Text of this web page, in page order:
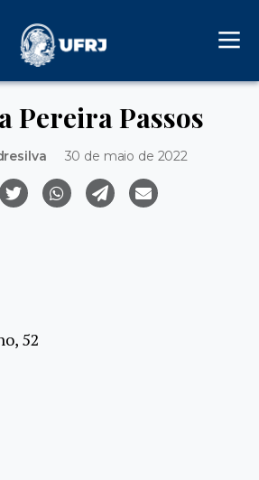
Pereira Passos
30 de maio de 2022
52